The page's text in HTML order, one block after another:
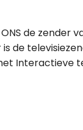
de zender
is de
Interactieve